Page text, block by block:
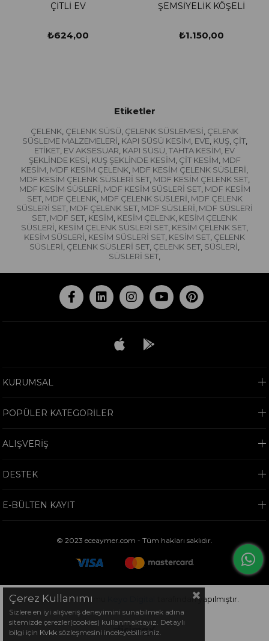
ÇİTLİ EV
₺624,00
ŞEMSİYELİK KÖŞELİ
₺1.150,00
Etiketler
ÇELENK, ÇELENK SÜSÜ, ÇELENK SÜSLEMESİ, ÇELENK
SÜSLEME MALZEMELERİ, KAPI SÜSÜ KESİM, EVE, KUŞ, ÇİT,
ETİKET, EV AKSESUAR, KAPI SÜSÜ, TAHTA KESİM, EV
ŞEKLİNDE KESİ, KUŞ ŞEKLİNDE KESİM, ÇİT KESİM, MDF
KESİM, MDF KESİM ÇELENK, MDF KESİM ÇELENK SÜSLERİ,
MDF KESİM ÇELENK SÜSLERİ SET, MDF KESİM ÇELENK SET,
MDF KESİM SÜSLERİ, MDF KESİM SÜSLERİ SET, MDF KESİM
SET, MDF ÇELENK, MDF ÇELENK SÜSLERİ, MDF ÇELENK
SÜSLERİ SET, MDF ÇELENK SET, MDF SÜSLERİ, MDF SÜSLERİ
SET, MDF SET, KESİM, KESİM ÇELENK, KESİM ÇELENK
SÜSLERİ, KESİM ÇELENK SÜSLERİ SET, KESİM ÇELENK SET,
KESİM SÜSLERİ, KESİM SÜSLERİ SET, KESİM SET, ÇELENK
SÜSLERİ, ÇELENK SÜSLERİ SET, ÇELENK SET, SÜSLERİ,
SÜSLERİ SET,
KURUMSAL
POPÜLER KATEGORİLER
ALIŞVERİŞ
DESTEK
E-BÜLTEN KAYIT
© 2023 eceaymer.com - Tüm hakları saklıdır.
Bu sitenin kurulumu tarafından yapılmıştır.
Çerez Kullanımı
Sizlere en iyi alışveriş deneyimini sunabilmek adına
sitemizde çerezler(cookies) kullanmaktayız. Detaylı
bilgi için Kvkk sözleşmesini inceleyebilirsiniz.